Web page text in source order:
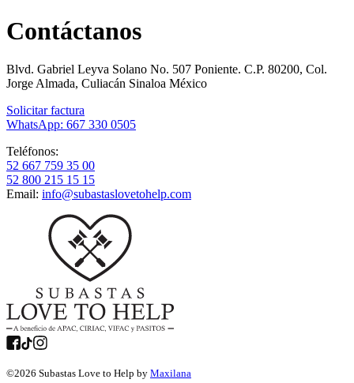
Contáctanos
Blvd. Gabriel Leyva Solano No. 507 Poniente. C.P. 80200, Col.
Jorge Almada, Culiacán Sinaloa México
Solicitar factura
WhatsApp: 667 330 0505
Teléfonos:
52 667 759 35 00
52 800 215 15 15
Email: info@subastaslovetohelp.com
©2026 Subastas Love to Help by Maxilana